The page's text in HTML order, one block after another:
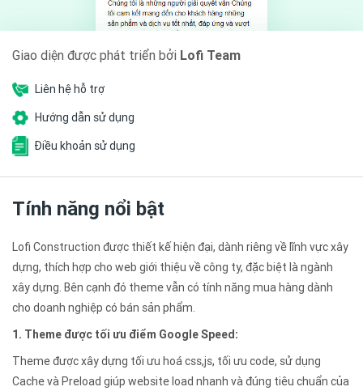
Giao diện được phát triển bởi Lofi Team
Liên hệ hỗ trợ
Hướng dẫn sử dụng
Điều khoản sử dụng
Tính năng nổi bật
Lofi Construction được thiết kế hiện đại, dành riêng về lĩnh vực xây
dựng, thích hợp cho web giới thiệu về công ty, đặc biệt là ngành
xây dựng. Bên cạnh đó theme vẫn có tính năng mua hàng dành
cho doanh nghiệp có bán sản phẩm.
1. Theme được tối ưu điểm Google Speed:
Theme được xây dựng tối ưu hoá css,js, tối ưu code, sử dụng
Cache và Preload giúp website load nhanh và đúng tiêu chuẩn của